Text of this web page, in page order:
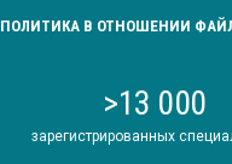
ПОЛИТИКА В ОТНОШЕНИИ
>13 000
зарегистрированных